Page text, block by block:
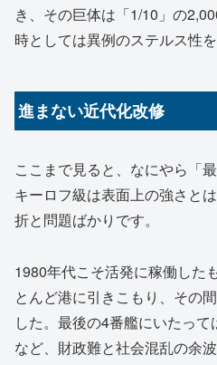
き、その巨体は「1/10」の
時としては異例のステルス性を
進まない近代化改修
ここまで見ると、なにやら「
キーロフ級は表面上の強さと
折と問題ばかりです。
1980年代こそ活発に稼働した
とんど港に引きこもり、その
した。最後の4番艦にいたっ
など、財政難と社会混乱の余